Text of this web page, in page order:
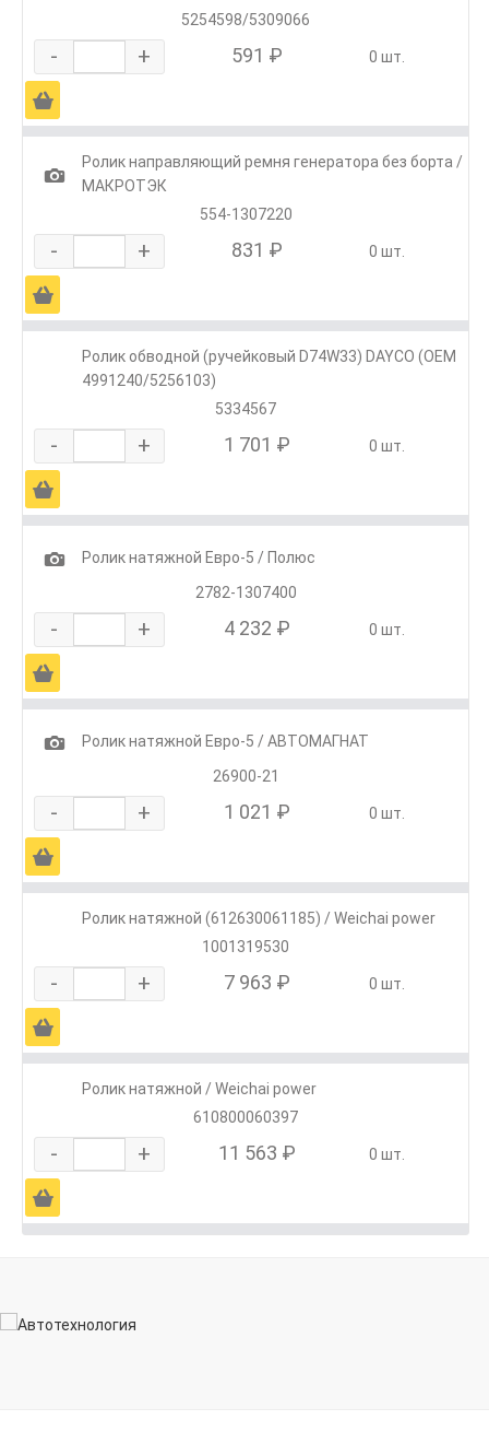
5254598/5309066
- + 591 ₽ 0 шт.
Ä
1
Ролик направляющий ремня генератора без борта /
МАКРОТЭК
554-1307220
- + 831 ₽ 0 шт.
Ä
Ролик обводной (ручейковый D74W33) DAYCO (OEM
4991240/5256103)
5334567
- + 1 701 ₽ 0 шт.
Ä
1
Ролик натяжной Евро-5 / Полюс
2782-1307400
- + 4 232 ₽ 0 шт.
Ä
1
Ролик натяжной Евро-5 / АВТОМАГНАТ
26900-21
- + 1 021 ₽ 0 шт.
Ä
Ролик натяжной (612630061185) / Weichai power
1001319530
- + 7 963 ₽ 0 шт.
Ä
Ролик натяжной / Weichai power
610800060397
- + 11 563 ₽ 0 шт.
Ä